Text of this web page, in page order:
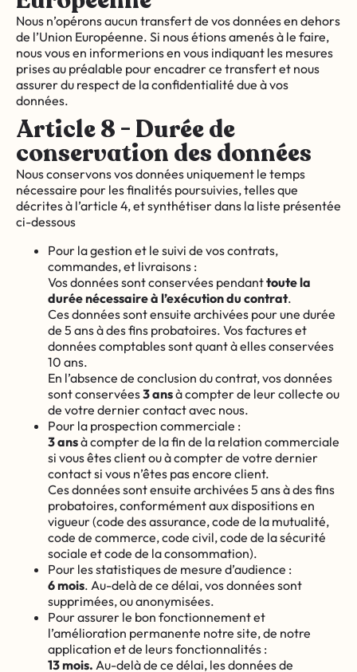
Nous n’opérons aucun transfert de vos données en dehors
de l’Union Européenne. Si nous étions amenés à le faire,
nous vous en informerions en vous indiquant les mesures
prises au préalable pour encadrer ce transfert et nous
assurer du respect de la confidentialité due à vos
données.
Article 8 - Durée de
conservation des données
Nous conservons vos données uniquement le temps
nécessaire pour les finalités poursuivies, telles que
décrites à l’article 4, et synthétiser dans la liste présentée
ci-dessous
Pour la gestion et le suivi de vos contrats,
commandes, et livraisons :
Vos données sont conservées pendanttoute la
durée nécessaire à l’exécution du contrat.
Ces données sont ensuite archivées pour une durée
de 5 ans à des fins probatoires. Vos factures et
données comptables sont quant à elles conservées
10 ans.
En l’absence de conclusion du contrat, vos données
sont conservées3 ansà compter de leur collecte ou
de votre dernier contact avec nous.
Pour la prospection commerciale :
3 ansà compter de la fin de la relation commerciale
si vous êtes client ou à compter de votre dernier
contact si vous n’êtes pas encore client.
Ces données sont ensuite archivées 5 ans à des fins
probatoires, conformément aux dispositions en
vigueur (code des assurance, code de la mutualité,
code de commerce, code civil, code de la sécurité
sociale et code de la consommation).
Pour les statistiques de mesure d’audience :
6 mois. Au-delà de ce délai, vos données sont
supprimées, ou anonymisées.
Pour assurer le bon fonctionnement et
l’amélioration permanente notre site, de notre
application et de leurs fonctionnalités :
13 mois. Au-delà de ce délai, les données de